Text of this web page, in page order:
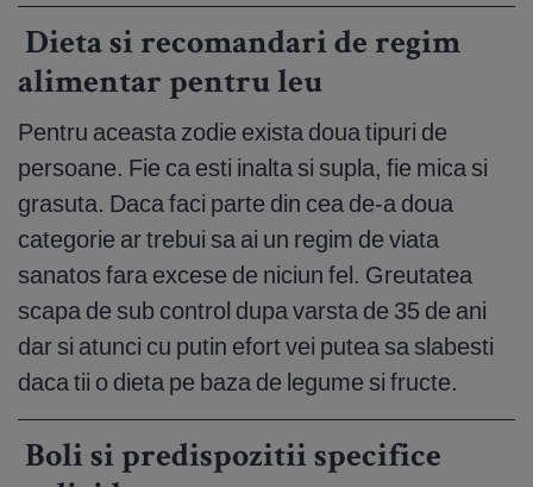
Dieta si recomandari de regim
alimentar pentru leu
Pentru aceasta zodie exista doua tipuri de
persoane. Fie ca esti inalta si supla, fie mica si
grasuta. Daca faci parte din cea de-a doua
categorie ar trebui sa ai un regim de viata
sanatos fara excese de niciun fel. Greutatea
scapa de sub control dupa varsta de 35 de ani
dar si atunci cu putin efort vei putea sa slabesti
daca tii o dieta pe baza de legume si fructe.
Boli si predispozitii specifice